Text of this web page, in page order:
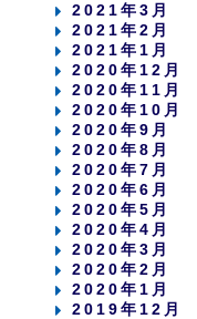
2021年3月
2021年2月
2021年1月
2020年12月
2020年11月
2020年10月
2020年9月
2020年8月
2020年7月
2020年6月
2020年5月
2020年4月
2020年3月
2020年2月
2020年1月
2019年12月